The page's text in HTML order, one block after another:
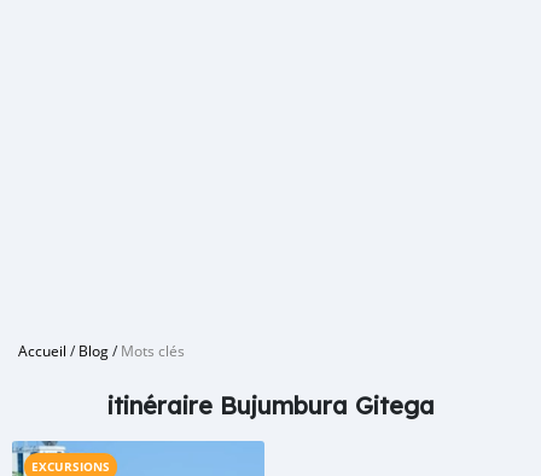
Accueil /Blog/Mots clés
itinéraire Bujumbura Gitega
EXCURSIONS